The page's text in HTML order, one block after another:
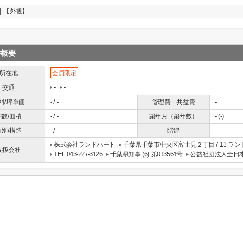
【外観】
要
所在地
会員限定
交通
- -
/坪単価 - / - 管理費・共益費
-
数/面積
- / - 築年月（築年数）
- (-)
別/構造
- / - 階建 -
扱会社
株式会社ランドハート
千葉県千葉市中央区富士見２丁目7-13 ラン
TEL:043-227-3126
千葉県知事 (6) 第013564号 公益社団法人全日